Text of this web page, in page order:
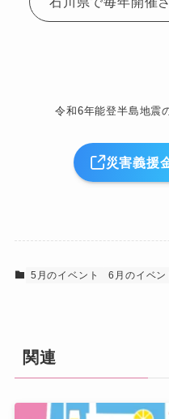
令和6年能登半島地震
災害義援
5月のイベント 6月のイベン
関連